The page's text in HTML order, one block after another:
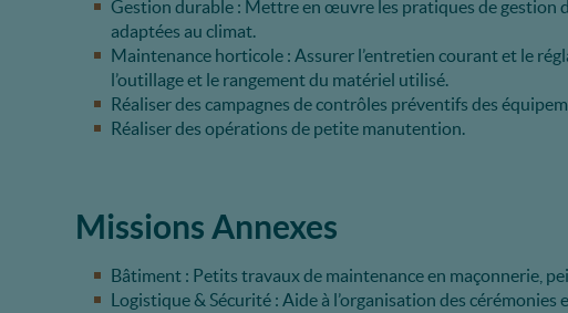
Gestion durable : Mettre en œuvre les pratiques de gestion
adaptées au climat.
Maintenance horticole : Assurer l’entretien courant et le
l’outillage et le rangement du matériel utilisé.
Réaliser des campagnes de contrôles préventifs des
Réaliser des opérations de petite manutention.
Missions Annexes
Bâtiment : Petits travaux de maintenance en maçonnerie,
Logistique & Sécurité : Aide à l’organisation des